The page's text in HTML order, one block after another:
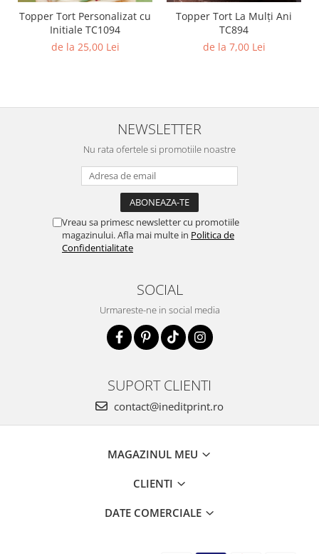
Topper Tort Personalizat cu
Initiale TC1094
de la 25,00 Lei
Topper Tort La Mulți Ani
TC894
de la 7,00 Lei
NEWSLETTER
Nu rata ofertele si promotiile noastre
Vreau sa primesc newsletter cu promotiile
magazinului. Afla mai multe in Politica de
Confidentialitate
SOCIAL
Urmareste-ne in social media
SUPORT CLIENTI
contact@ineditprint.ro
MAGAZINUL MEU
CLIENTI
DATE COMERCIALE